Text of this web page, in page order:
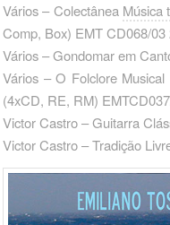
Vários – Colectânea Música
Comp, Box) EMT CD068/03
Vários – Gondomar em
Vários – O Folclore
‎(4xCD, RE, RM)
Victor Castro – Guitarra
Victor Castro – Tradição